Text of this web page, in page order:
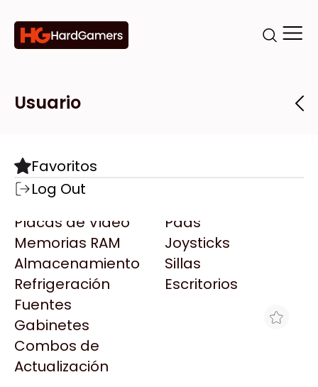
Categorías
Componentes
Motherboards
Microprocesadores
Placas de Video
Memorias RAM
Almacenamiento
Refrigeración
Fuentes
Gabinetes
Combos de
Actualización
Pads
Joysticks
Sillas
Escritorios
Marcas
Todas las Marcas
AMD
AULA
Acer
Adata
AeroCool
Antec
Arkham
Asrock
Tiendas
Destacadas
Usuario
Favoritos
Log Out
HP 14 CAB NEGRO C4920A P/HP
CP1160 VENCIDO